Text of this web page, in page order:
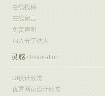
在线投稿
在线留言
免责声明
加入分享达人
灵感 / Inspiration
UI设计欣赏
优秀网页设计欣赏